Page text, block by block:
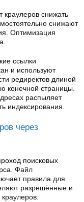
краулеров снижать
снижают
Оптимизация
ссылки
и используют
редиректов длиной
конечной страницы.
распыляет
индексирования.
через
поисковых
Файл
правила для
разрешённые и